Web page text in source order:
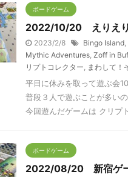
ボードゲーム
2022/10/20 えりえり
2023/2/8 Bingo Island,
Mythic Adventures, Zoff in
リプトコレクター, まわして！
平日に休みを取って遊ぶ会
普段３人で遊ぶことが多い
今回遊んだゲームは クリプ
ボードゲーム
2022/08/20 新宿ゲ